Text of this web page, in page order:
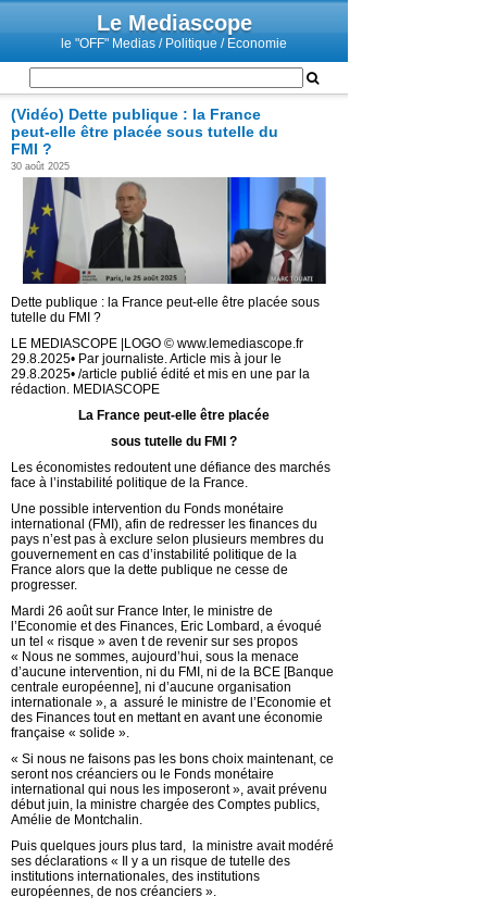
Le Mediascope
le "OFF" Medias / Politique / Economie
(Vidéo) Dette publique : la France
peut-elle être placée sous tutelle du
FMI ?
30 août 2025
Dette publique : la France peut-elle être placée sous
tutelle du FMI ?
LE MEDIASCOPE |LOGO © www.lemediascope.fr
29.8.2025• Par journaliste. Article mis à jour le
29.8.2025• /article publié édité et mis en une par la
rédaction. MEDIASCOPE
La France peut-elle être placée
sous tutelle du FMI ?
Les économistes redoutent une défiance des marchés
face à l’instabilité politique de la France.
Une possible intervention du Fonds monétaire
international (FMI), afin de redresser les finances du
pays n’est pas à exclure selon plusieurs membres du
gouvernement en cas d’instabilité politique de la
France alors que la dette publique ne cesse de
progresser.
Mardi 26 août sur France Inter, le ministre de
l’Economie et des Finances, Eric Lombard, a évoqué
un tel « risque » aven t de revenir sur ses propos
« Nous ne sommes, aujourd’hui, sous la menace
d’aucune intervention, ni du FMI, ni de la BCE [Banque
centrale européenne], ni d’aucune organisation
internationale », a assuré le ministre de l’Economie et
des Finances tout en mettant en avant une économie
française « solide ».
« Si nous ne faisons pas les bons choix maintenant, ce
seront nos créanciers ou le Fonds monétaire
international qui nous les imposeront », avait prévenu
début juin, la ministre chargée des Comptes publics,
Amélie de Montchalin.
Puis quelques jours plus tard, la ministre avait modéré
ses déclarations « Il y a un risque de tutelle des
institutions internationales, des institutions
européennes, de nos créanciers ».